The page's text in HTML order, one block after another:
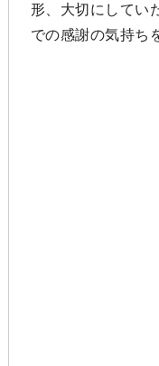
形、大切にしてい
での感謝の気持ち